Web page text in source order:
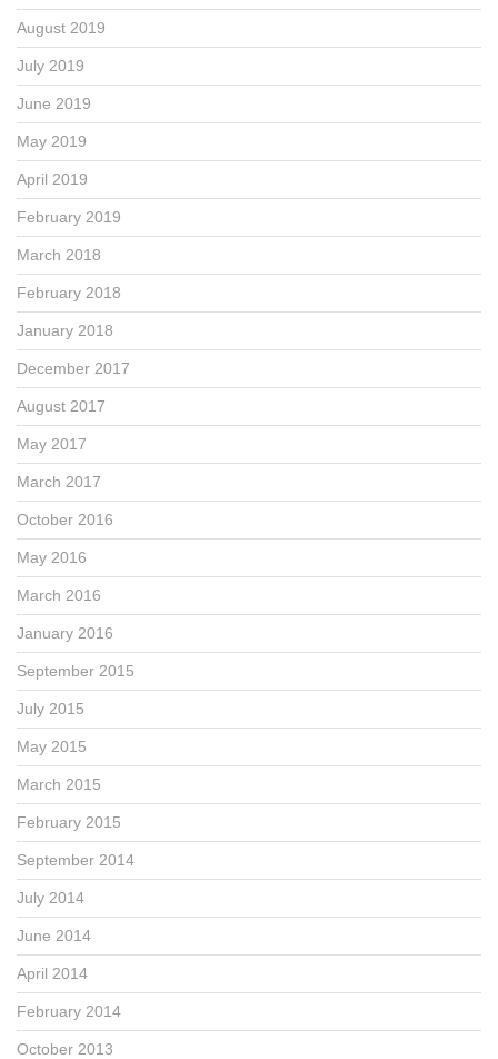
August 2019
July 2019
June 2019
May 2019
April 2019
February 2019
March 2018
February 2018
January 2018
December 2017
August 2017
May 2017
March 2017
October 2016
May 2016
March 2016
January 2016
September 2015
July 2015
May 2015
March 2015
February 2015
September 2014
July 2014
June 2014
April 2014
February 2014
October 2013